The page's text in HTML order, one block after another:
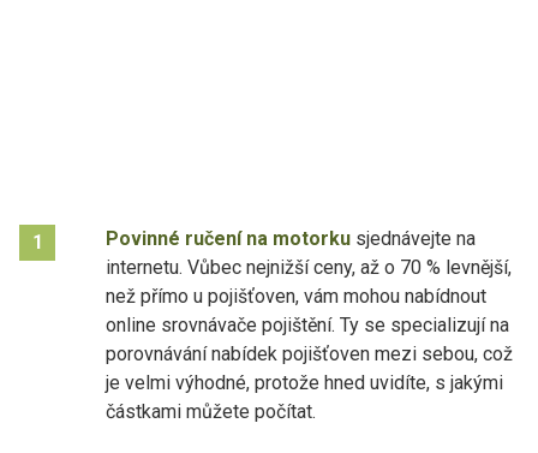
1 Povinné ručení na motorku sjednávejte na
internetu. Vůbec nejnižší ceny, až o 70 % levnější,
než přímo u pojišťoven, vám mohou nabídnout
online srovnávače pojištění. Ty se specializují na
porovnávání nabídek pojišťoven mezi sebou, což
je velmi výhodné, protože hned uvidíte, s jakými
částkami můžete počítat.